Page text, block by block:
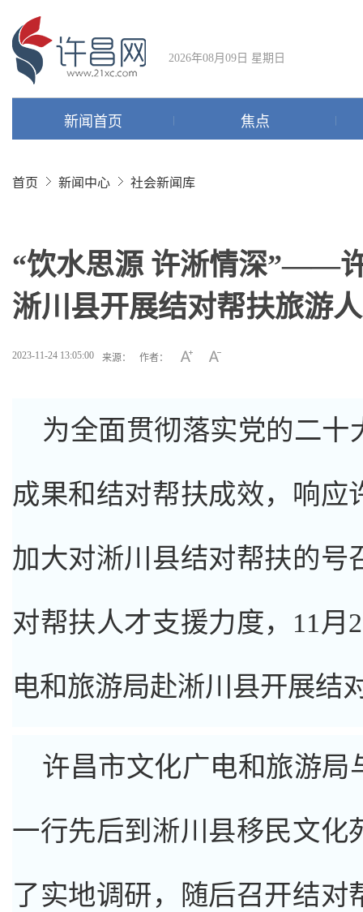
2026年08月09日 星期日
新闻首页 焦点
首页 新闻中心 社会新闻库
“饮水思源 许淅情深”——
淅川县开展结对帮扶旅游
2023-11-24 13:05:00 来源： 作者：
为全面贯彻落实党的二
成果和结对帮扶成效，响应
加大对淅川县结对帮扶的号
对帮扶人才支援力度，11月
电和旅游局赴淅川县开展结
许昌市文化广电和旅游局
一行先后到淅川县移民文化
了实地调研，随后召开结